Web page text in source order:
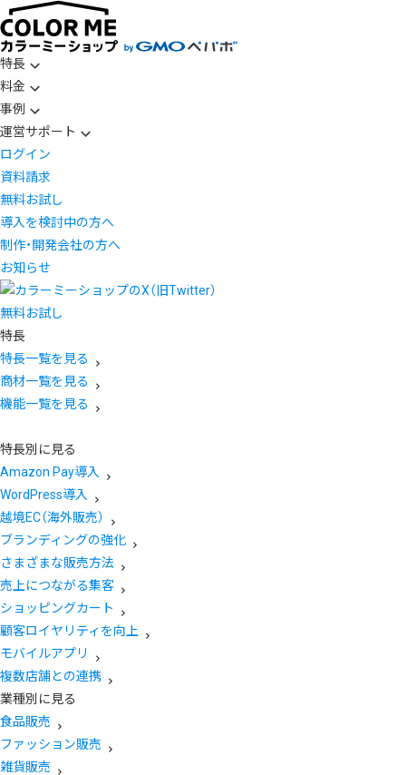
特長
料金
事例
運営サポート
ログイン
資料請求
無料お試し
導入を検討中の方へ
制作・開発会社の方へ
お知らせ
無料お試し
特長
特長一覧を見る
商材一覧を見る
機能一覧を見る
特長別に見る
Amazon Pay導入
WordPress導入
越境EC（海外販売）
ブランディングの強化
さまざまな販売方法
売上につながる集客
ショッピングカート
顧客ロイヤリティを向上
モバイルアプリ
複数店舗との連携
業種別に見る
食品販売
ファッション販売
雑貨販売